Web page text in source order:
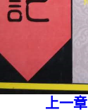
上一章